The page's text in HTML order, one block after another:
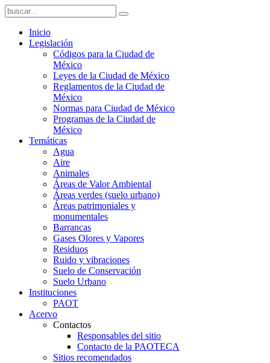
Inicio
Legislación
Códigos para la Ciudad de
México
Leyes de la Ciudad de México
Reglamentos de la Ciudad de
México
Normas para Ciudad de México
Programas de la Ciudad de
México
Temáticas
Agua
Aire
Animales
Áreas de Valor Ambiental
Áreas verdes (suelo urbano)
Áreas patrimoniales y
monumentales
Barrancas
Gases Olores y Vapores
Residuos
Ruido y vibraciones
Suelo de Conservación
Suelo Urbano
Instituciones
PAOT
Acervo
Contactos
Responsables del sitio
Contacto de la PAOTECA
Sitios recomendados